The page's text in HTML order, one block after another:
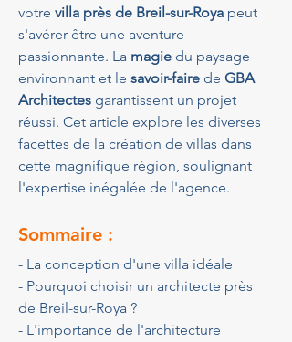
votre villa près de Breil-sur-Roya peut
s'avérer être une aventure
passionnante. La magie du paysage
environnant et le savoir-faire de GBA
Architectes garantissent un projet
réussi. Cet article explore les diverses
facettes de la création de villas dans
cette magnifique région, soulignant
l'expertise inégalée de l'agence.
Sommaire :
- La conception d'une villa idéale
- Pourquoi choisir un architecte près
de Breil-sur-Roya ?
- L'importance de l'architecture